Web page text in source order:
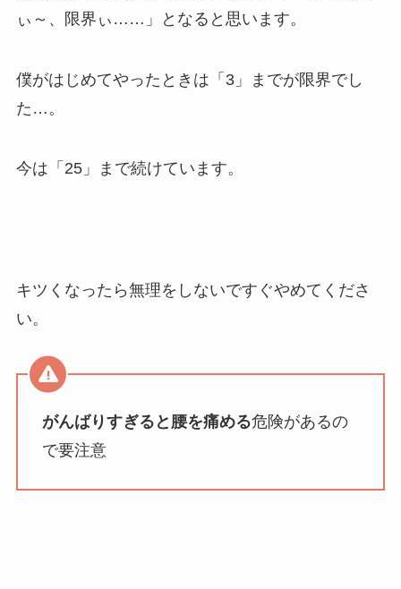
ぃ～、限界ぃ……」となると思います。
僕がはじめてやったときは 「3」までが限界でし
た…。
今は「25」まで続けています。
キツくなったら無理をしないですぐやめてくださ
い。
がんばりすぎると腰を痛める危険があるの
で要注意